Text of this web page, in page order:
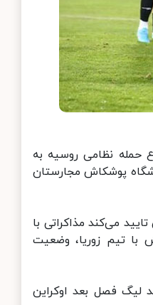
نظامی روسیه به
پوشکاش مجارستان
می‌کند مذاکراتی با
تیم زوریا، وضعیت
لیگ فصل بعد اوکراین